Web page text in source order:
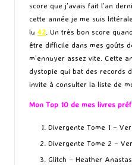
score que j’avais fait l’an
cette année je me suis
lu 42. Un très bon score
être difficile dans mes goûts
m’ennuyer assez vite. Cette
dystopie qui bat des records
invite à consulter la liste de
Mon Top 10 de mes livres
Divergente Tome 1 –
Divergente Tome 2 –
Glitch – Heather